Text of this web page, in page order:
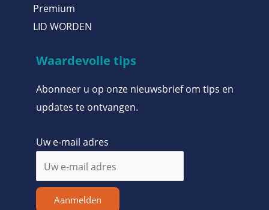
Premium
LID WORDEN
Waardevolle tips
Abonneer u op onze nieuwsbrief om tips en
updates te ontvangen.
Uw e-mail adres
Aanmelden